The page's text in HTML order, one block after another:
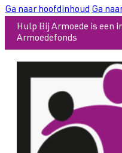
Ga naar hoofdinhoud Ga
Hulp Bij Armoede is een
Armoedefonds